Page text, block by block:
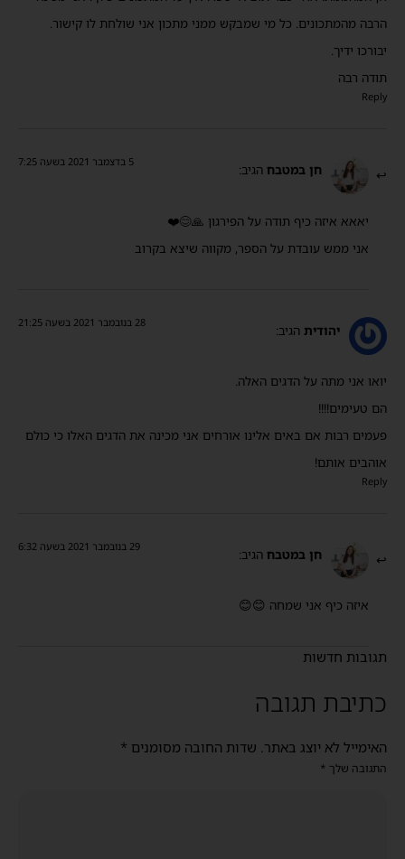
הרבה מהמתכונים. כל מי שמבקש ממני מתכון אני שולחת לו קישור.
יבורכו ידיך.
תודה רבה
Reply
חן במטבח הגיב:
5 בדצמבר 2021 בשעה 7:25
יאאא איזה כיף תודה על הפירגון 🙏😊❤️
אני ממש עובדת על הספר, מקווה שיצא בקרוב
יהודית הגיב:
28 בנובמבר 2021 בשעה 21:25
יואו אני מתה על הדגים האלה.
הם טעימים!!!!
פעמים רבות אם באים אלינו אורחים אני מכינה את הדגים האלו כי כולם
אוהבים אותם!
Reply
חן במטבח הגיב:
29 בנובמבר 2021 בשעה 6:32
איזה כיף אני שמחה 😊😊
תגובות חדשות
כתיבת תגובה
האימייל לא יוצג באתר. שדות החובה מסומנים *
התגובה שלך *